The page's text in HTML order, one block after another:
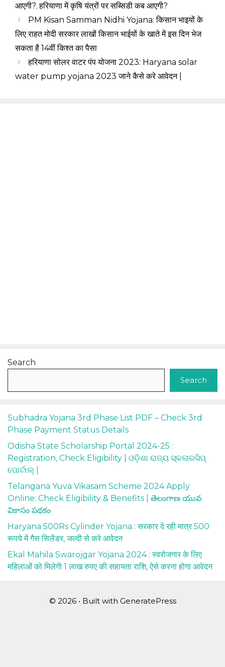
आएगी?,हरियाणा में कृषि यंत्रों पर सब्सिडी कब आएगी?
PM Kisan Samman Nidhi Yojana: किसान भाइयों के
लिए राहत मोदी सरकार लाखों किसान भाईयों के खाते में इस दिन भेज
सकता है 14वीं किश्त का पैसा
हरियाणा सोलर वाटर पंप योजना 2023: Haryana solar
water pump yojana 2023 जाने कैसे करे आवेदन |
Search
Search
Subhadra Yojana 3rd Phase List PDF – Check 3rd
Phase Payment Status Details
Odisha State Scholarship Portal 2024-25 :
Registration, Check Eligibility | ଓଡ଼ିଶା ରାଜ୍ୟ ସ୍କଲାରସିପ୍
ପୋର୍ଟାଲ୍ |
Telangana Yuva Vikasam Scheme 2024 Apply
Online: Check Eligibility & Benefits | తెలంగాణ యువ
వికాసం పథకం
Haryana 500Rs Cylinder Yojana : सरकार दे रही मात्र 500
रूपये में गैस सिलेंडर, जल्दी से करे आवेदन
Ekal Mahila Swarojgar Yojana 2024 : स्वरोजगार के लिए
महिलाओं को मिलेगी 1 लाख रुपए की सहायता राशि, ऐसे करना होगा आवेदन
© 2026 • Built with GeneratePress